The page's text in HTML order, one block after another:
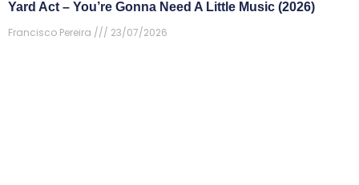
Yard Act – You’re Gonna Need A Little Music (2026)
Francisco Pereira
23/07/2026